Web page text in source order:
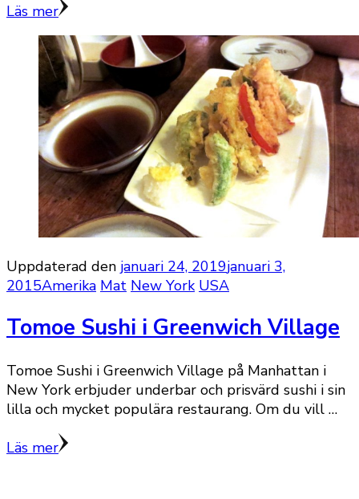
Läs mer
Uppdaterad den januari 24, 2019januari 3,
2015Amerika Mat New York USA
Tomoe Sushi i Greenwich Village
Tomoe Sushi i Greenwich Village på Manhattan i
New York erbjuder underbar och prisvärd sushi i sin
lilla och mycket populära restaurang. Om du vill …
Läs mer